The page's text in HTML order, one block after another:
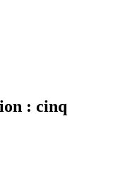
: cinq